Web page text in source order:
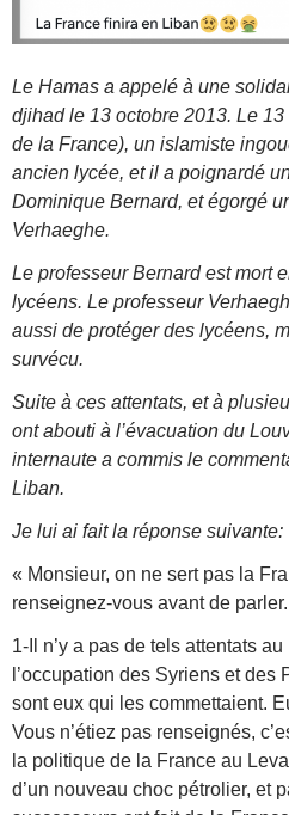
Le Hamas a appelé à une
djihad le 13 octobre 2013. Le
de la France), un islamiste
ancien lycée, et il a poignardé
Dominique Bernard, et égorgé
Verhaeghe.
Le professeur Bernard est mort
lycéens. Le professeur
aussi de protéger des lycéens,
survécu.
Suite à ces attentats, et à
ont abouti à l’évacuation du
internaute a commis le
Liban.
Je lui ai fait la réponse suivante:
« Monsieur, on ne sert pas la
renseignez-vous avant de parler.
1-Il n’y a pas de tels attentats
l’occupation des Syriens et
sont eux qui les commettaient.
Vous n’étiez pas renseignés,
la politique de la France au
d’un nouveau choc pétrolier, et